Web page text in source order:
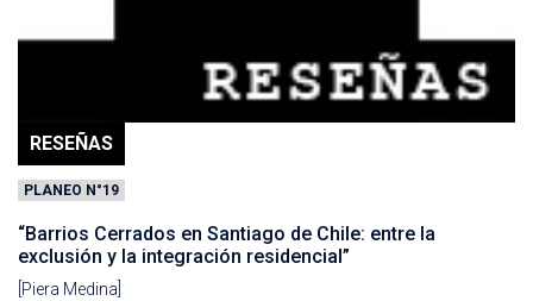
RESEÑAS
PLANEO N°19
“Barrios Cerrados en Santiago de Chile: entre la
exclusión y la integración residencial”
[Piera Medina]